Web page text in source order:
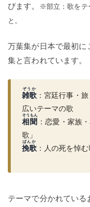
びます。
※部立：歌をテ
と。
万葉集が日本で最初に
集と言われています。
雑歌
ぞうか
：宮廷行事・
広いテーマの歌
相聞
そうもん
：恋愛・家族
歌」
挽歌
ばんか
：人の死を悼
テーマで分かれている